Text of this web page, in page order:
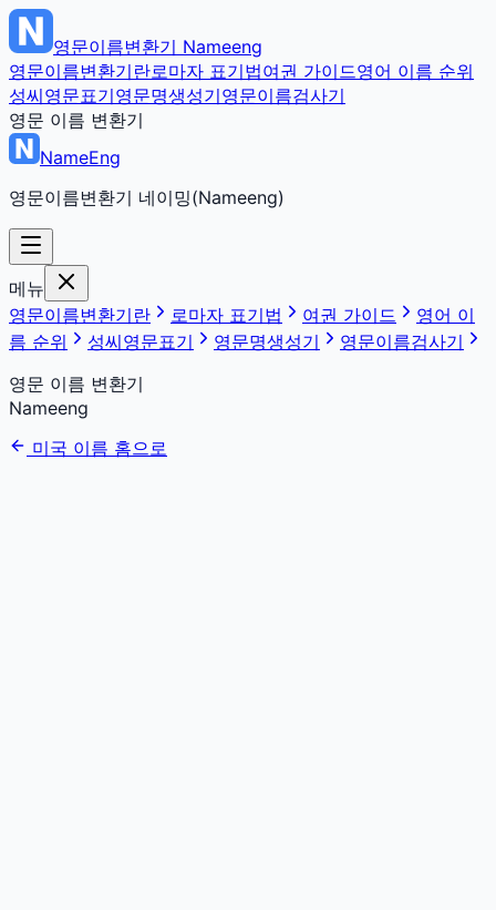
영문이름변환기 Nameeng
영문이름변환기란로마자 표기법여권 가이드영어 이름 순위
성씨영문표기영문명생성기영문이름검사기
영문 이름 변환기
NameEng
영문이름변환기 네이밍(Nameeng)
메뉴
영문이름변환기란
로마자 표기법 여권 가이드
영어 이
름 순위
성씨영문표기 영문명생성기
영문이름검사기
영문 이름 변환기
Nameeng
미국 이름 홈으로